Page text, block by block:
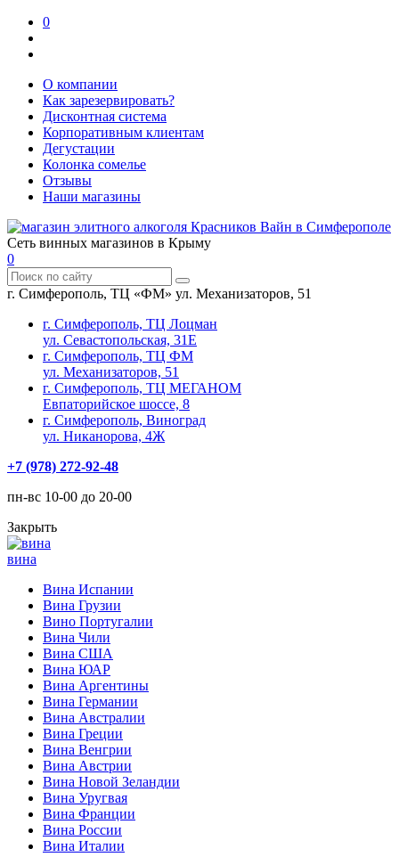
0
О компании
Как зарезервировать?
Дисконтная система
Корпоративным клиентам
Дегустации
Колонка сомелье
Отзывы
Наши магазины
Сеть винных магазинов в Крыму
0
г. Симферополь, ТЦ «ФМ» ул. Механизаторов, 51
г. Симферополь, ТЦ Лоцман
ул. Севастопольская, 31Е
г. Симферополь, ТЦ ФМ
ул. Механизаторов, 51
г. Симферополь, ТЦ МЕГАНОМ
Евпаторийское шоссе, 8
г. Симферополь, Виноград
ул. Никанорова, 4Ж
+7 (978) 272-92-48
пн-вс 10-00 до 20-00
Закрыть
вина
Вина Испании
Вина Грузии
Вино Португалии
Вина Чили
Вина США
Вина ЮАР
Вина Аргентины
Вина Германии
Вина Австралии
Вина Греции
Вина Венгрии
Вина Австрии
Вина Новой Зеландии
Вина Уругвая
Вина Франции
Вина России
Вина Италии